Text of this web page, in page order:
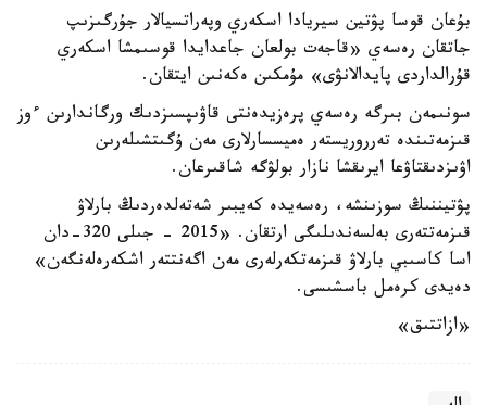
بۇعان قوسا پۋتين سيريادا اسكەري وپەراتسيالار جۇرگىزىپ
جاتقان رەسەي «قاجەت بولعان جاعدايدا قوسىمشا اسكەري
قۇرالداردى پايدالانۋى» مۇمكىن ەكەنىن ايتقان.
سونىمەن بىرگە رەسەي پرەزيدەنتى قاۋىپسىزدىك ورگاندارىن ءوز
قىزمەتىندە تەرروريستەر ەميسسارلارى مەن ۇگىتشىلەرىن
اۋىزدىقتاۋعا ايرىقشا نازار بولۋگە شاقىرعان.
پۋتيننىڭ سوزىنشە، رەسەيدە كەيبىر شەتەلدەردىڭ بارلاۋ
قىزمەتتەرى بەلسەندىلىگى ارتقان. «2015 - جىلى 320-دان
اسا كاسىبي بارلاۋ قىزمەتكەرلەرى مەن اگەنتتەر اشكەرەلەنگەن»
دەيدى كرەمل باسشىسى.
«ازاتتىق»